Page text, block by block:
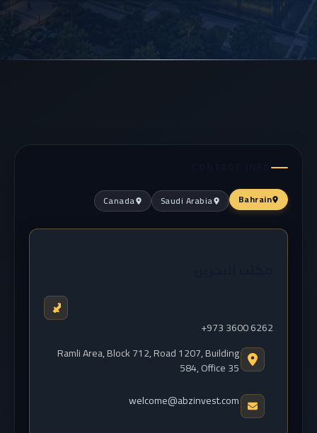
Bahrain
Saudi Arabia
Canada
+973 3600 6262
Ramli Area, Block 712, Road 1207, Building
584, Office 35
welcome@abzinvest.com